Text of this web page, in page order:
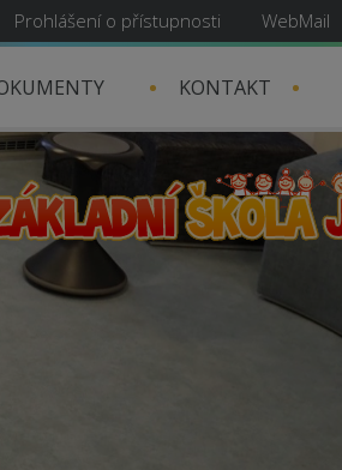
Prohlášení o přístupnosti WebMail
KONTAKT